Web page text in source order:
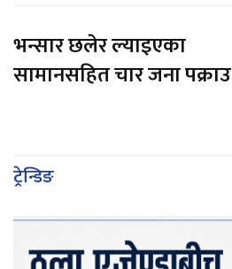
भन्सार छलेर ल्याइएका
सामानसहित चार जना पक्राउ
ट्रेन्डिङ